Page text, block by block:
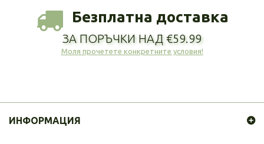
Безплатна доставка
ЗА ПОРЪЧКИ НАД €59.99
Моля прочетете конкретните условия!
ИНФОРМАЦИЯ